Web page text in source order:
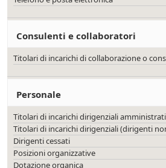
Consulenti e collaboratori
Titolari di incarichi di collaborazione o
Personale
Titolari di incarichi dirigenziali
Titolari di incarichi dirigenziali (dirigenti
Dirigenti cessati
Posizioni organizzative
Dotazione organica